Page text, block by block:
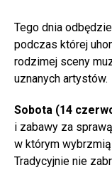
Tego dnia
podczas której
rodzimej sceny
uznanych artystów.
Sobota (14
i zabawy za
w którym
Tradycyjnie nie